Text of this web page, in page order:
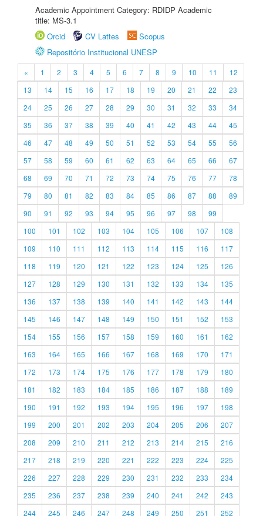
Academic Appointment Category: RDIDP Academic
title: MS-3.1
Orcid
CV Lattes
Scopus
Repositório Institucional UNESP
« 1 2 3 4 5 6 7 8 9 10 11
12
13
14 15 16 17 18 19 20 21 22
23
24
25 26 27 28 29 30 31 32 33
34
35
36 37 38 39 40 41 42 43 44
45
46
47 48 49 50 51 52 53 54 55
56
57
58 59 60 61 62 63 64 65 66
67
68
69 70 71 72 73 74 75 76 77
78
79
80 81 82 83 84 85 86 87 88
89
90
91 92 93 94 95 96 97 98
99
100
101 102 103 104 105 106 107
108
109
110 111 112 113 114 115 116
117
118
119 120 121 122 123 124 125
126
127
128 129 130 131 132 133 134
135
136
137 138 139 140 141 142 143
144
145
146 147 148 149 150 151 152
153
154
155 156 157 158 159 160 161
162
163
164 165 166 167 168 169 170
171
172
173 174 175 176 177 178 179
180
181
182 183 184 185 186 187 188
189
190
191 192 193 194 195 196 197
198
199
200 201 202 203 204 205 206
207
208
209 210 211 212 213 214 215
216
217
218 219 220 221 222 223 224
225
226
227 228 229 230 231 232 233
234
235
236 237 238 239 240 241 242
243
244
245 246 247 248 249 250 251 252